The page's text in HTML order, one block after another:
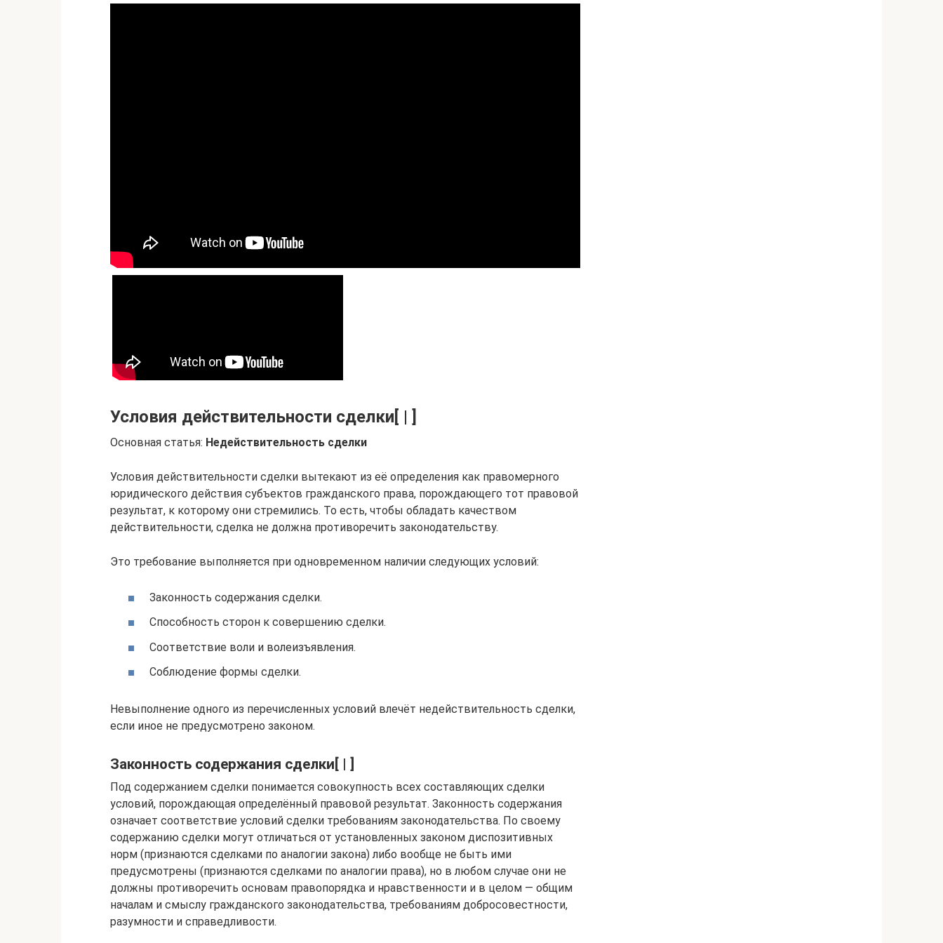
Условия действительности сделки[ | ]
Основная статья: Недействительность сделки
Условия действительности сделки вытекают из её определения как правомерного
юридического действия субъектов гражданского права, порождающего тот правовой
результат, к которому они стремились. То есть, чтобы обладать качеством
действительности, сделка не должна противоречить законодательству.
Это требование выполняется при одновременном наличии следующих условий:
Законность содержания сделки.
Способность сторон к совершению сделки.
Соответствие воли и волеизъявления.
Соблюдение формы сделки.
Невыполнение одного из перечисленных условий влечёт недействительность сделки,
если иное не предусмотрено законом.
Законность содержания сделки[ | ]
Под содержанием сделки понимается совокупность всех составляющих сделки
условий, порождающая определённый правовой результат. Законность содержания
означает соответствие условий сделки требованиям законодательства. По своему
содержанию сделки могут отличаться от установленных законом диспозитивных
норм (признаются сделками по аналогии закона) либо вообще не быть ими
предусмотрены (признаются сделками по аналогии права), но в любом случае они не
должны противоречить основам правопорядка и нравственности и в целом — общим
началам и смыслу гражданского законодательства, требованиям добросовестности,
разумности и справедливости.